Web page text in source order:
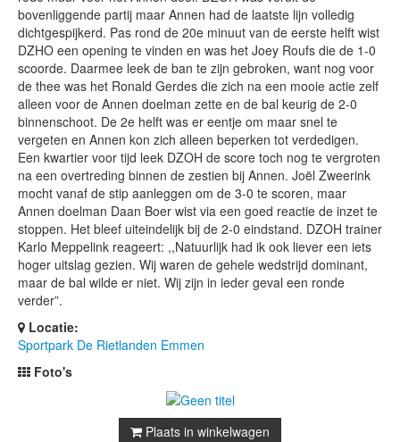
bovenliggende partij maar Annen had de laatste lijn volledig
dichtgespijkerd. Pas rond de 20e minuut van de eerste helft wist
DZHO een opening te vinden en was het Joey Roufs die de 1-0
scoorde. Daarmee leek de ban te zijn gebroken, want nog voor
de thee was het Ronald Gerdes die zich na een mooie actie zelf
alleen voor de Annen doelman zette en de bal keurig de 2-0
binnenschoot. De 2e helft was er eentje om maar snel te
vergeten en Annen kon zich alleen beperken tot verdedigen.
Een kwartier voor tijd leek DZOH de score toch nog te vergroten
na een overtreding binnen de zestien bij Annen. Joël Zweerink
mocht vanaf de stip aanleggen om de 3-0 te scoren, maar
Annen doelman Daan Boer wist via een goed reactie de inzet te
stoppen. Het bleef uiteindelijk bij de 2-0 eindstand. DZOH trainer
Karlo Meppelink reageert: ,,Natuurlijk had ik ook liever een iets
hoger uitslag gezien. Wij waren de gehele wedstrijd dominant,
maar de bal wilde er niet. Wij zijn in ieder geval een ronde
verder”.
Locatie:
Sportpark De Rietlanden Emmen
Foto's
Plaats in winkelwagen